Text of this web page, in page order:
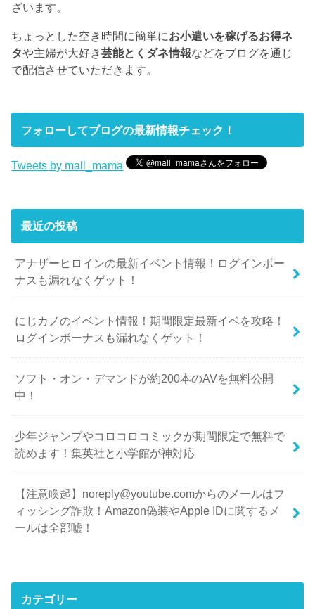
ざいます。
ちょっとした空き時間に簡単にお小遣いを稼げるお得ネ
タや主婦が大好き芸能とくダネ情報などをブログを通じ
で配信させていただきます。
フォローしてブログの最新情報チェック！
Tweets by mall_mama
最近の投稿
アナザーヒロインの最新イベント情報！ログインボー
ナスも漏れなくゲット！
にじカノのイベント情報！期間限定最新イベを攻略！
ログインボーナスも漏れなくゲット！
ソフト・オン・デマンドが約200本のAVを無料公開
中！
少年ジャンプやコロコロコミックが期間限定で無料で
読めます！集英社と小学館が神対応
【注意喚起】noreply@youtube.comからのメールはフ
ィッシング詐欺！Amazon偽装やApple IDに関するメ
ールは全部嘘！
カテゴリー